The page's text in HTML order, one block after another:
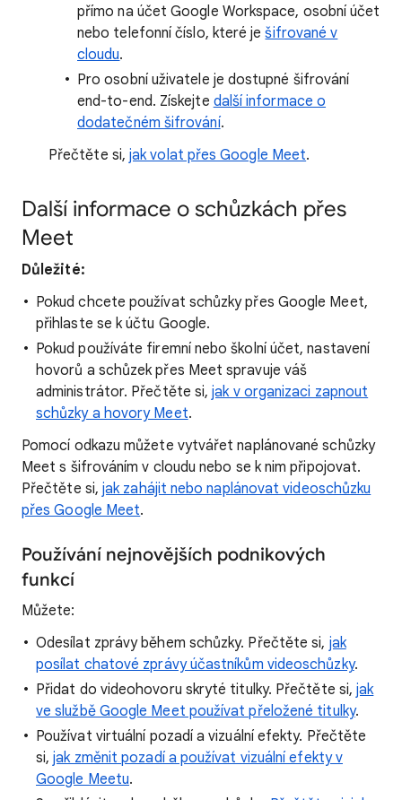
přímo na účet Google Workspace, osobní účet
nebo telefonní číslo, které ješifrované v
cloudu.
Pro osobní uživatele je dostupné šifrování
end-to-end. Získejte další informace o
dodatečném šifrování.
Přečtěte si,jak volat přes Google Meet.
Další informace o schůzkách přes
Meet
Důležité:
Pokud chcete používat schůzky přes Google Meet,
přihlaste se k účtu Google.
Pokud používáte firemní nebo školní účet, nastavení
hovorů a schůzek přes Meet spravuje váš
administrátor. Přečtěte si,jak v organizaci zapnout
schůzky a hovory Meet.
Pomocí odkazu můžete vytvářet naplánované schůzky
Meet s šifrováním v cloudu nebo se k nim připojovat.
Přečtěte si,jak zahájit nebo naplánovat videoschůzku
přes Google Meet.
Používání nejnovějších podnikových
funkcí
Můžete:
Odesílat zprávy během schůzky. Přečtěte si, jak
posílat chatové zprávy účastníkům videoschůzky.
Přidat do videohovoru skryté titulky. Přečtěte si,jak
ve službě Google Meet používat přeložené titulky.
Používat virtuální pozadí a vizuální efekty. Přečtěte
si,jak změnit pozadí a používat vizuální efekty v
Google Meetu.